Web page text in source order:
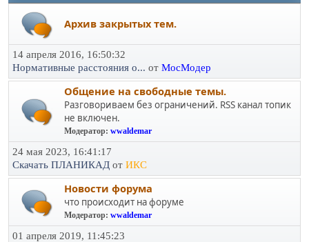
Архив закрытых тем.
14 апреля 2016, 16:50:32
Нормативные расстояния о... от МосМодер
Общение на свободные темы.
Разговориваем без ограничений. RSS канал топик
не включен.
Модератор: wwaldemar
24 мая 2023, 16:41:17
Скачать ПЛАНИКАД от ИКС
Новости форума
что происходит на форуме
Модератор: wwaldemar
01 апреля 2019, 11:45:23